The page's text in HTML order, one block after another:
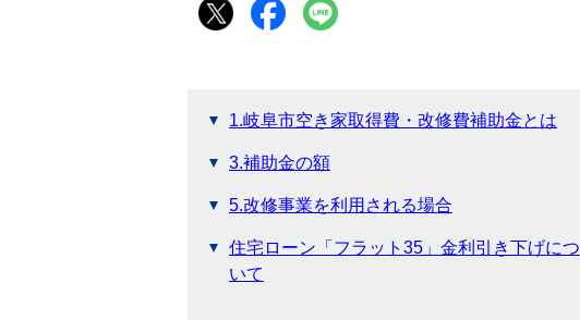
1.岐阜市空き家取得費・改修費補助金とは
3.補助金の額
5.改修事業を利用される場合
住宅ローン「フラット35」金利引き下げにつ
いて